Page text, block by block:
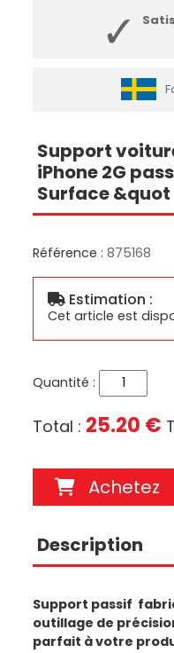
Support
iPhone 2G
Surface &quot
Référence :875168
Estimation :
Cet article est
Quantité :
Total : 25.20 €
Achetez
Description
Support passif
outillage de
parfait à votre